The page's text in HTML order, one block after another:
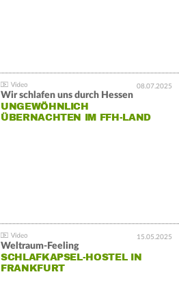
08.07.2025
Wir schlafen uns durch Hessen
UNGEWÖHNLICH
ÜBERNACHTEN IM FFH-LAND
15.05.2025
Weltraum-Feeling
SCHLAFKAPSEL-HOSTEL IN
FRANKFURT